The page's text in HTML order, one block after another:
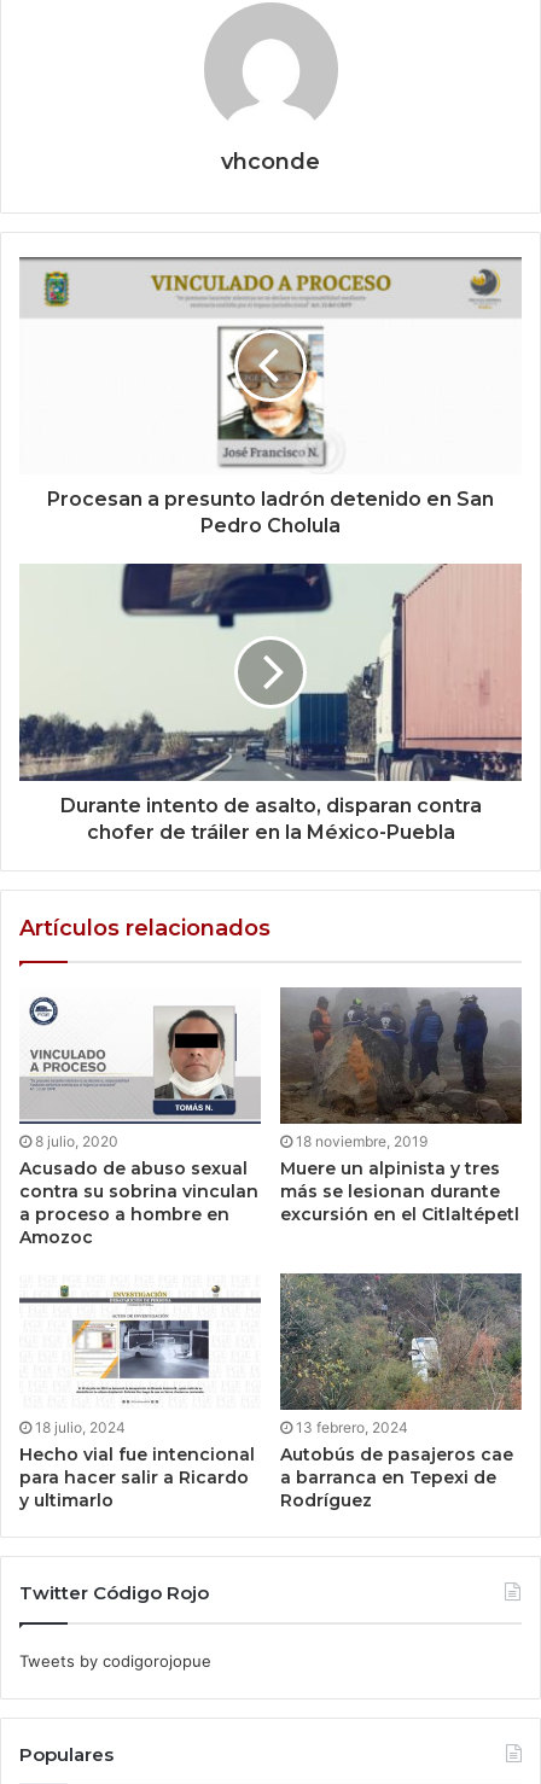
vhconde
Procesan a presunto ladrón detenido en San
Pedro Cholula
Durante intento de asalto, disparan contra
chofer de tráiler en la México-Puebla
Artículos relacionados
8 julio, 2020
Acusado de abuso sexual
contra su sobrina vinculan
a proceso a hombre en
Amozoc
18 noviembre, 2019
Muere un alpinista y tres
más se lesionan durante
excursión en el Citlaltépetl
18 julio, 2024
Hecho vial fue intencional
para hacer salir a Ricardo
y ultimarlo
13 febrero, 2024
Autobús de pasajeros cae
a barranca en Tepexi de
Rodríguez
Twitter Código Rojo
Tweets by codigorojopue
Populares